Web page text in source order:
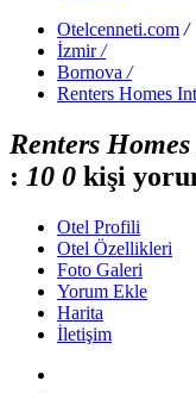
Otelcenneti.com /
İzmir /
Bornova /
Renters Homes
Renters
: 10 0 kişi
Otel Profili
Otel Özellikleri
Foto Galeri
Yorum Ekle
Harita
İletişim